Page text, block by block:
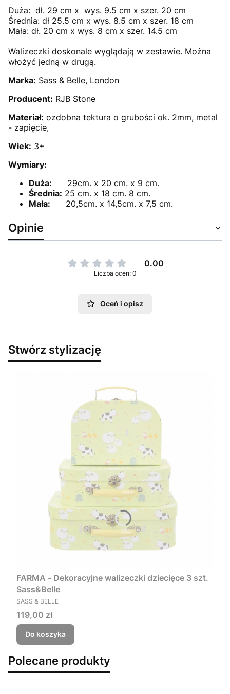
Duża: dł. 29 cm x wys. 9.5 cm x szer. 20 cm
Średnia: dł 25.5 cm x wys. 8.5 cm x szer. 18 cm
Mała: dł. 20 cm x wys. 8 cm x szer. 14.5 cm
Walizeczki doskonale wyglądają w zestawie. Można
włożyć jedną w drugą.
Marka: Sass & Belle, London
Producent: RJB Stone
Materiał: ozdobna tektura o grubości ok. 2mm, metal
- zapięcie,
Wiek: 3+
Wymiary:
Duża: 29cm. x 20 cm. x 9 cm.
Średnia: 25 cm. x 18 cm. 8 cm.
Mała: 20,5cm. x 14,5cm. x 7,5 cm.
Opinie
0.00
Liczba ocen: 0
Oceń i opisz
Stwórz stylizację
FARMA - Dekoracyjne walizeczki dziecięce 3 szt.
Sass&Belle
PRODUCENT
SASS & BELLE
Cena
119,00 zł
Do koszyka
Polecane produkty